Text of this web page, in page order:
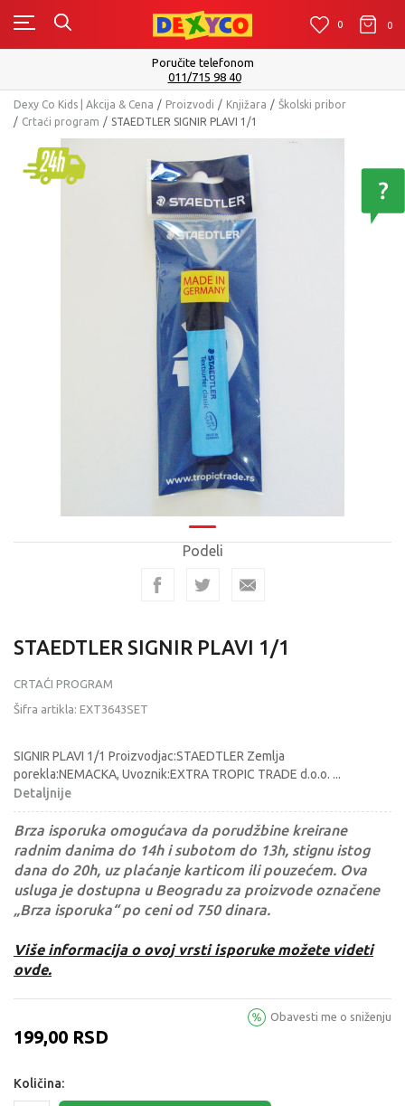
0 0 0
Poručite telefonom
011/715 98 40
Dexy Co Kids | Akcija & Cena Proizvodi Knjižara
Školski pribor
Crtaći program
STAEDTLER SIGNIR PLAVI 1/1
Podeli
STAEDTLER SIGNIR PLAVI 1/1
CRTAĆI PROGRAM
Šifra artikla: EXT3643SET
SIGNIR PLAVI 1/1 Proizvodjac:STAEDTLER Zemlja
porekla:NEMACKA, Uvoznik:EXTRA TROPIC TRADE d.o.o. ...
Detaljnije
Brza isporuka omogućava da porudžbine kreirane
radnim danima do 14h i subotom do 13h, stignu istog
dana do 20h, uz plaćanje karticom ili pouzećem. Ova
usluga je dostupna u Beogradu za proizvode označene
„Brza isporuka“ po ceni od 750 dinara.
Više informacija o ovoj vrsti isporuke možete videti
ovde.
199,00 RSD
Obavesti me o sniženju
Količina: